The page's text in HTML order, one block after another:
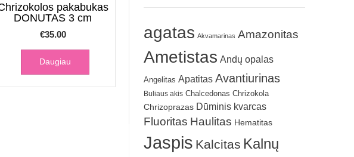
pakabukas
DONUTAS 3 cm
€35.00
Daugiau
agatas Akvamarinas Amazonitas
Ametistas Andų opalas
Angelitas Apatitas Avantiurinas
Buliaus akis Chalcedonas Chrizokola
Chrizoprazas Dūminis kvarcas
Fluoritas Haulitas Hematitas
Jaspis Kalcitas Kalnų